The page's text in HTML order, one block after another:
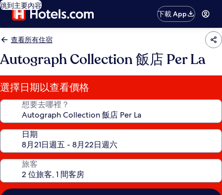
跳到主要內容
下載 App
查看所有住宿
Autograph Collection 飯店 Per La
選擇日期以查看價格
想要去哪裡？
日期
旅客